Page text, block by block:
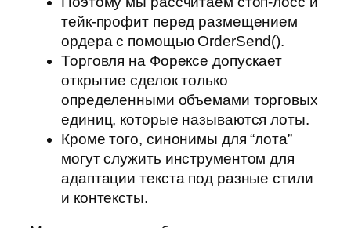
тейк-профит перед размещением
ордера с помощью OrderSend().
Торговля на Форексе допускает
открытие сделок только
определенными объемами торговых
единиц, которые называются лоты.
Кроме того, синонимы для “лота”
могут служить инструментом для
адаптации текста под разные стили
и контексты.